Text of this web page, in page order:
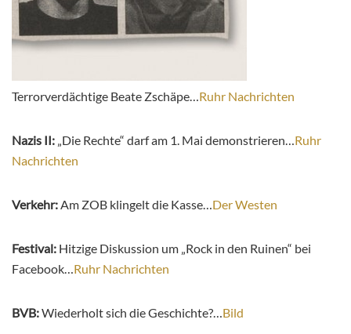
Terrorverdächtige Beate Zschäpe…Ruhr Nachrichten
Nazis II: „Die Rechte“ darf am 1. Mai demonstrieren…Ruhr
Nachrichten
Verkehr:Am ZOB klingelt die Kasse…Der Westen
Festival: Hitzige Diskussion um „Rock in den Ruinen“ bei
Facebook…Ruhr Nachrichten
BVB:Wiederholt sich die Geschichte?…Bild